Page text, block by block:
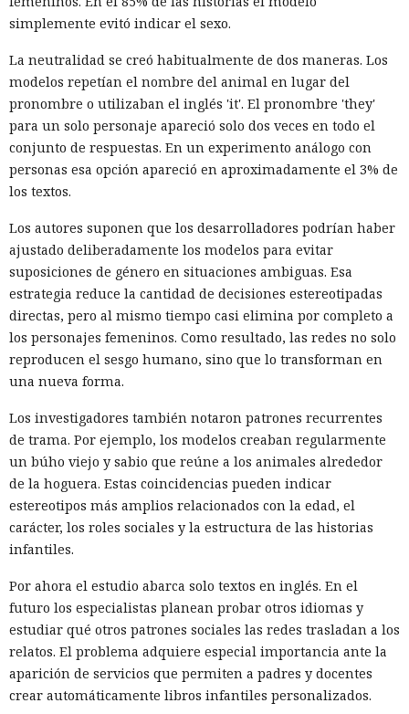
simplemente evitó indicar el sexo.
La neutralidad se creó habitualmente de dos maneras. Los
modelos repetían el nombre del animal en lugar del
pronombre o utilizaban el inglés 'it'. El pronombre 'they'
para un solo personaje apareció solo dos veces en todo el
conjunto de respuestas. En un experimento análogo con
personas esa opción apareció en aproximadamente el 3% de
los textos.
Los autores suponen que los desarrolladores podrían haber
ajustado deliberadamente los modelos para evitar
suposiciones de género en situaciones ambiguas. Esa
estrategia reduce la cantidad de decisiones estereotipadas
directas, pero al mismo tiempo casi elimina por completo a
los personajes femeninos. Como resultado, las redes no solo
reproducen el sesgo humano, sino que lo transforman en
una nueva forma.
Los investigadores también notaron patrones recurrentes
de trama. Por ejemplo, los modelos creaban regularmente
un búho viejo y sabio que reúne a los animales alrededor
de la hoguera. Estas coincidencias pueden indicar
estereotipos más amplios relacionados con la edad, el
carácter, los roles sociales y la estructura de las historias
infantiles.
Por ahora el estudio abarca solo textos en inglés. En el
futuro los especialistas planean probar otros idiomas y
estudiar qué otros patrones sociales las redes trasladan a los
relatos. El problema adquiere especial importancia ante la
aparición de servicios que permiten a padres y docentes
crear automáticamente libros infantiles personalizados.